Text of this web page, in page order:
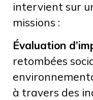
intervient sur
missions :
Évaluation
retombées
à travers des